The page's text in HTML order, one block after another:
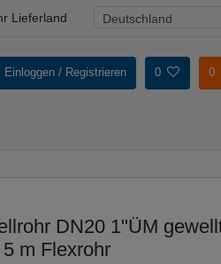
Lieferland
Einloggen / Registrieren 0 0
DN20 1"ÜM
m Flexrohr